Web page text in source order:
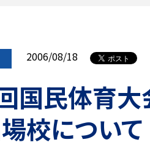
2006/08/18
国民体育大
場校について